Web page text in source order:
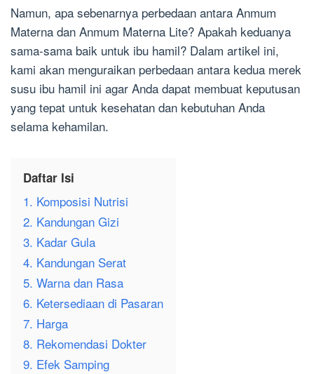
Namun, apa sebenarnya perbedaan antara Anmum
Materna dan Anmum Materna Lite? Apakah keduanya
sama-sama baik untuk ibu hamil? Dalam artikel ini,
kami akan menguraikan perbedaan antara kedua merek
susu ibu hamil ini agar Anda dapat membuat keputusan
yang tepat untuk kesehatan dan kebutuhan Anda
selama kehamilan.
Daftar Isi
1. Komposisi Nutrisi
2. Kandungan Gizi
3. Kadar Gula
4. Kandungan Serat
5. Warna dan Rasa
6. Ketersediaan di Pasaran
7. Harga
8. Rekomendasi Dokter
9. Efek Samping